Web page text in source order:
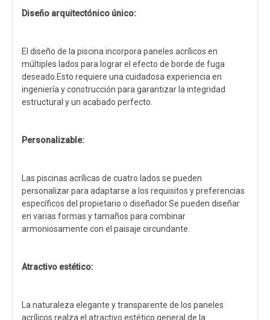
Diseño arquitectónico único:
El diseño de la piscina incorpora paneles acrílicos en
múltiples lados para lograr el efecto de borde de fuga
deseado.Esto requiere una cuidadosa experiencia en
ingeniería y construcción para garantizar la integridad
estructural y un acabado perfecto.
Personalizable:
Las piscinas acrílicas de cuatro lados se pueden
personalizar para adaptarse a los requisitos y preferencias
específicos del propietario o diseñador.Se pueden diseñar
en varias formas y tamaños para combinar
armoniosamente con el paisaje circundante.
Atractivo estético:
La naturaleza elegante y transparente de los paneles
acrílicos realza el atractivo estético general de la